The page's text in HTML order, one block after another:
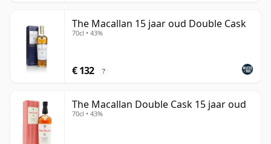
The Macallan 15 jaar oud Double Cask
70cl • 43%
€ 132 ?
The Macallan Double Cask 15 jaar oud
70cl • 43%